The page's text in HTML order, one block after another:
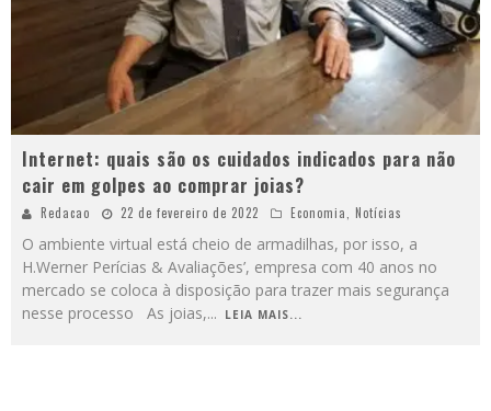
Internet: quais são os cuidados indicados para não
cair em golpes ao comprar joias?
Redacao 22 de fevereiro de 2022 Economia, Notícias
O ambiente virtual está cheio de armadilhas, por isso, a
H.Werner Perícias & Avaliações’, empresa com 40 anos no
mercado se coloca à disposição para trazer mais segurança
nesse processo As joias,... LEIA MAIS...